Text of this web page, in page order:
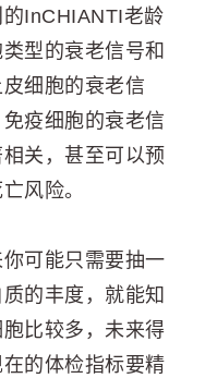
InCHIANTI老龄
型的衰老信号和
细胞的衰老信
疫细胞的衰老信
关，甚至可以预
风险。
可能只需要抽一
的丰度，就能知
比较多，未来得
的体检指标要精